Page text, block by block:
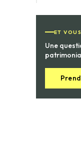
ET
Une